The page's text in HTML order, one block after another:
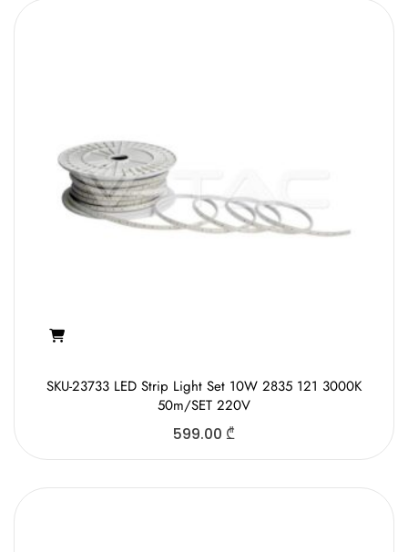
SKU-23733 LED Strip Light Set 10W 2835 121 3000K
50m/SET 220V
599.00 ₾